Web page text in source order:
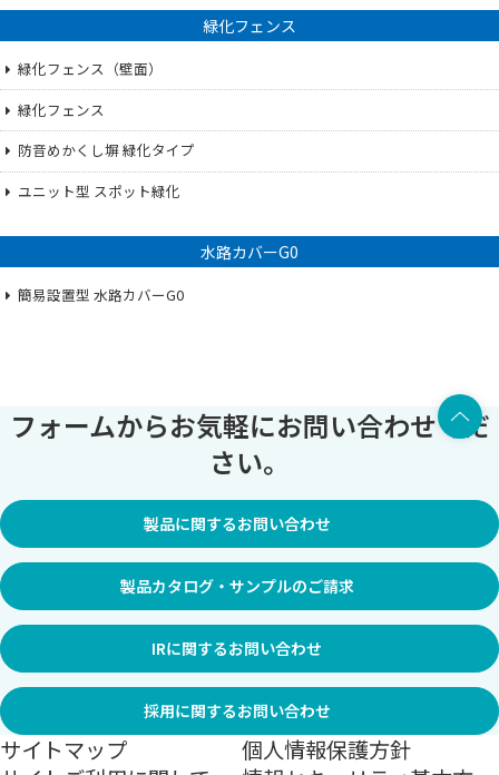
緑化フェンス
緑化フェンス（壁面）
緑化フェンス
防音めかくし塀 緑化タイプ
ユニット型 スポット緑化
水路カバーG0
簡易設置型 水路カバーG0
フォームからお気軽にお問い合わせくだ
さい。
製品に関するお問い合わせ
製品カタログ・サンプルのご請求
IRに関するお問い合わせ
採用に関するお問い合わせ
サイトマップ
個人情報保護方針